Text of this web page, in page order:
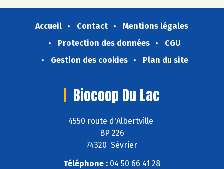
Accueil Contact
Mentions légales
Protection des données
CGU
Gestion des cookies
Plan du site
Biocoop Du Lac
4550 route d'Albertville
BP 226
74320 Sévrier
Téléphone : 04 50 66 41 28